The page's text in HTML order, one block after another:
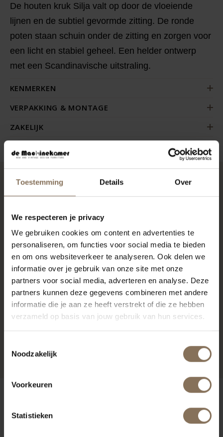
Toestemming Details Over
We respecteren je privacy
We gebruiken cookies om content en advertenties te
personaliseren, om functies voor social media te bieden
en om ons websiteverkeer te analyseren. Ook delen we
informatie over je gebruik van onze site met onze
partners voor social media, adverteren en analyse. Deze
partners kunnen deze gegevens combineren met andere
informatie die je aan ze heeft verstrekt of die ze hebben
verzameld op basis van jouw gebruik van hun services.
Noodzakelijk
Voorkeuren
Statistieken
De houten kruk Silja valt op door de vloeiende
lijnen en de subtiel gevormde zitting. De ronde
poten staan schuin onder de zitting en zorgen voor
een licht en stabiel geheel. Een helder ontwerp
met een Scandinavische uitstraling.
KENMERKEN
VERPAKKING & MONTAGE
ZAKELIJK
RECENT BEKEKEN